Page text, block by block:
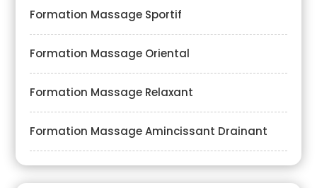
Formation Massage Sportif
Formation Massage Oriental
Formation Massage Relaxant
Formation Massage Amincissant Drainant